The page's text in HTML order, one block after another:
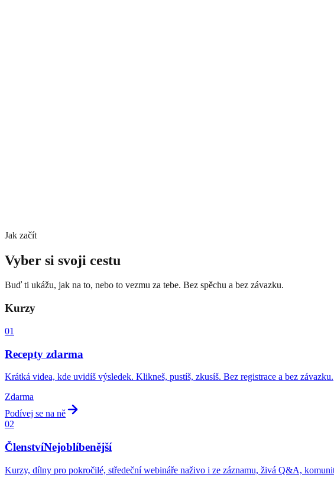
Plánování příspěvků na sítě
Jak začít
Vyber si svoji cestu
Buď ti ukážu, jak na to, nebo to vezmu za tebe. Bez spěchu a bez závazku.
Kurzy
01
Recepty zdarma
Krátká videa, kde uvidíš výsledek. Klikneš, pustíš, zkusíš. Bez registrace a bez závazku.
Zdarma
Podívej se na ně
02
ČlenstvíNejoblíbenější
Kurzy, dílny pro pokročilé, středeční webináře naživo i ze záznamu, živá Q&A,